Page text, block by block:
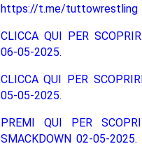
https://t.me/tuttowrestling
CLICCA QUI PER
06-05-2025.
CLICCA QUI PER
05-05-2025.
PREMI QUI PER
SMACKDOWN 02-05-2025.